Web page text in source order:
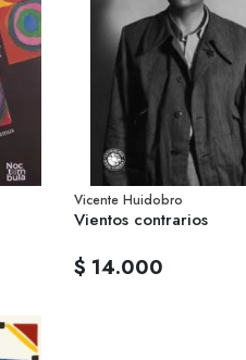
Vicente Huidobro
Vientos contrarios
$ 14.000